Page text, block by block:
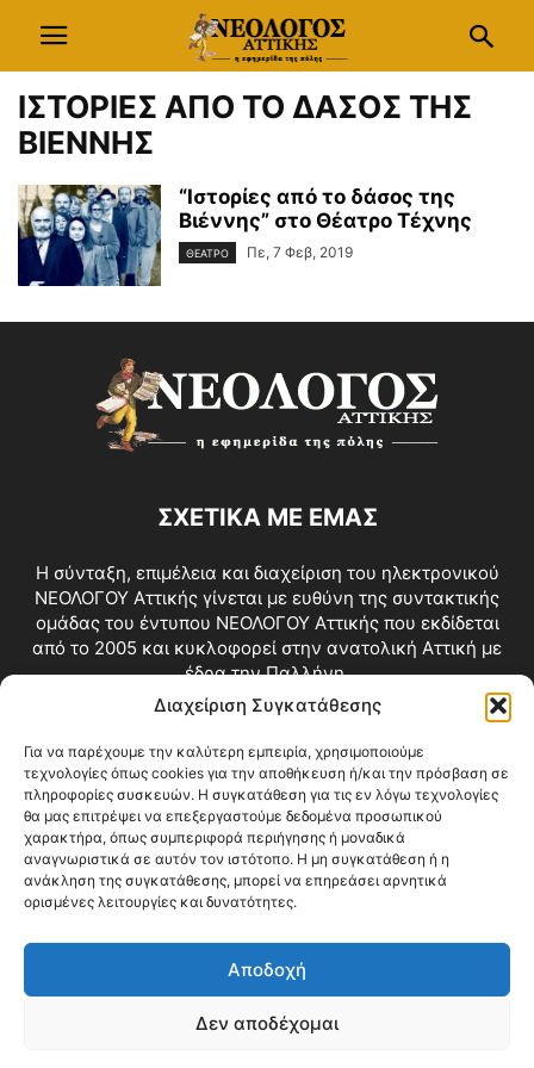
Διαχείριση Συγκατάθεσης
Για να παρέχουμε την καλύτερη εμπειρία, χρησιμοποιούμε
τεχνολογίες όπως cookies για την αποθήκευση ή/και την πρόσβαση σε
πληροφορίες συσκευών. Η συγκατάθεση για τις εν λόγω τεχνολογίες
θα μας επιτρέψει να επεξεργαστούμε δεδομένα προσωπικού
χαρακτήρα, όπως συμπεριφορά περιήγησης ή μοναδικά
αναγνωριστικά σε αυτόν τον ιστότοπο. Η μη συγκατάθεση ή η
ανάκληση της συγκατάθεσης, μπορεί να επηρεάσει αρνητικά
ορισμένες λειτουργίες και δυνατότητες.
Αποδοχή
Δεν αποδέχομαι
ΙΣΤΟΡΙΕΣ ΑΠΟ ΤΟ ΔΑΣΟΣ ΤΗΣ
ΒΙΕΝΝΗΣ
“Ιστορίες από το δάσος της
Βιέννης” στο Θέατρο Τέχνης
ΘΕΑΤΡΟ Πε, 7 Φεβ, 2019
ΣΧΕΤΙΚΑ ΜΕ ΕΜΑΣ
Η σύνταξη, επιμέλεια και διαχείριση του ηλεκτρονικού
ΝΕΟΛΟΓΟΥ Αττικής γίνεται με ευθύνη της συντακτικής
ομάδας του έντυπου ΝΕΟΛΟΓΟΥ Αττικής που εκδίδεται
από το 2005 και κυκλοφορεί στην ανατολική Αττική με
έδρα την Παλλήνη.
Επικοινωνία:info@neologosattikis.gr
ΑΚΟΛΟΥΘΗΣΕ ΜΑΣ
Videos Όροι Χρήσης